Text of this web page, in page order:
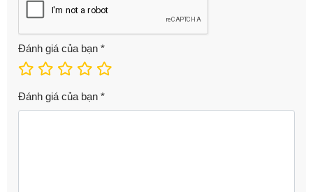
Đánh giá của bạn *
Đánh giá của bạn *